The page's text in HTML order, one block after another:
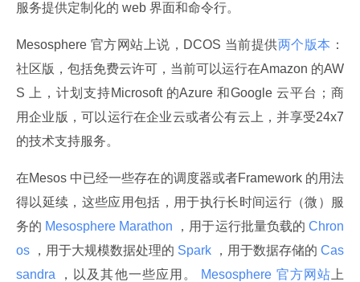
服务提供定制化的 web 界面和命令行。
Mesosphere 官方网站上说，DCOS 当前提供两个版本 ：
社区版，包括免费云许可，当前可以运行在Amazon 的AW
S 上，计划支持Microsoft 的Azure 和Google 云平台；商
用企业版，可以运行在企业云或者公有云上，并享受24x7
的技术支持服务。
在Mesos 中已经一些存在的调度器或者Framework 的用法
得以延续，这些应用包括，用于执行长时间运行（微）服
务的 Mesosphere Marathon ，用于运行批量负载的 Chron
os
，用于大规模数据处理的 Spark ，用于数据存储的 Cas
sandra
，以及其他一些应用。 Mesosphere 官方网站 上